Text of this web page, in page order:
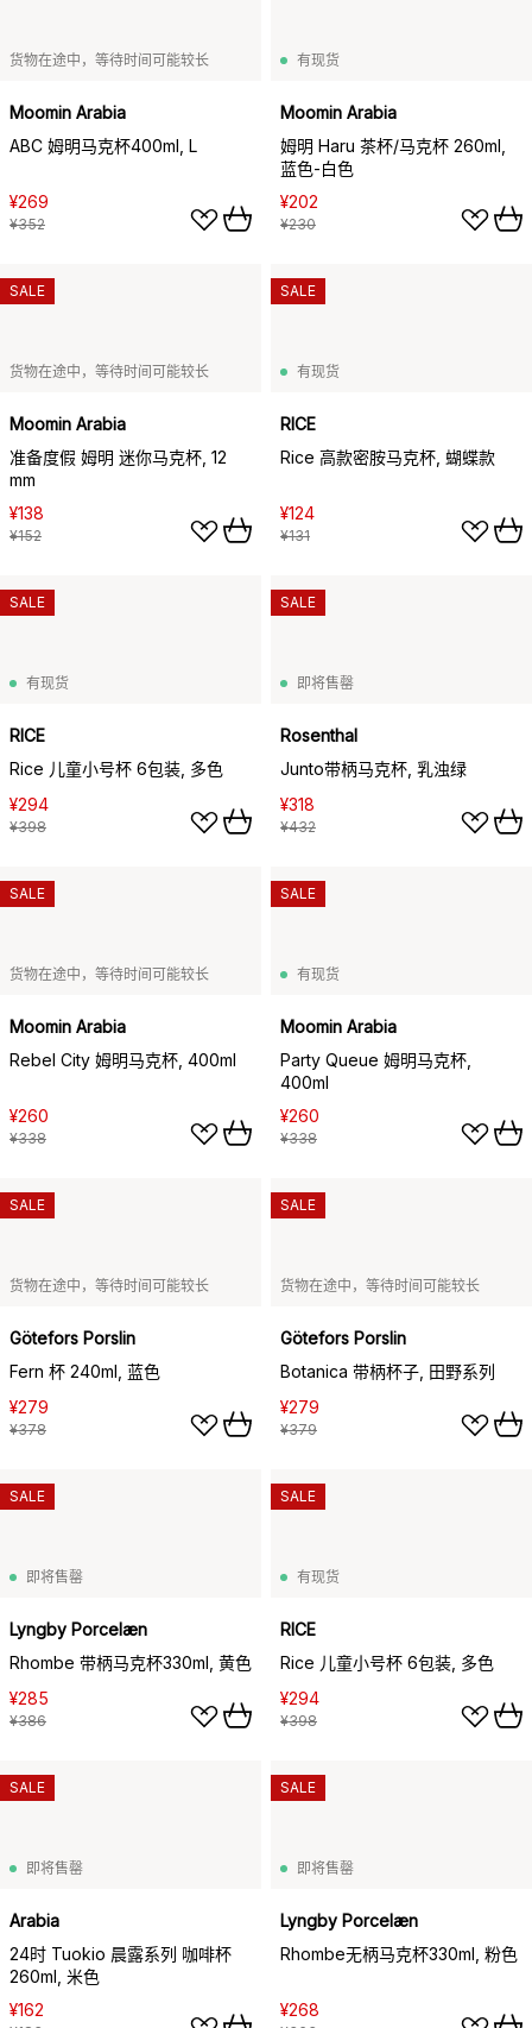
货物在途中，等待时间可能较长
Moomin Arabia
ABC 姆明马克杯400ml, L
¥269
¥352
有现货
Moomin Arabia
姆明 Haru 茶杯/马克杯 260ml,
蓝色-白色
¥202
¥230
货物在途中，等待时间可能较长
Moomin Arabia
准备度假 姆明 迷你马克杯, 12
mm
¥138
¥152
SALE
有现货
RICE
Rice 高款密胺马克杯, 蝴蝶款
¥124
¥131
SALE
有现货
RICE
Rice 儿童小号杯 6包装, 多色
¥294
¥398
SALE
即将售罄
Rosenthal
Junto带柄马克杯, 乳浊绿
¥318
¥432
SALE
货物在途中，等待时间可能较长
Moomin Arabia
Rebel City 姆明马克杯, 400ml
¥260
¥338
SALE
有现货
Moomin Arabia
Party Queue 姆明马克杯,
400ml
¥260
¥338
SALE
货物在途中，等待时间可能较长
Götefors Porslin
Fern 杯 240ml, 蓝色
¥279
¥378
SALE
货物在途中，等待时间可能较长
Götefors Porslin
Botanica 带柄杯子, 田野系列
¥279
¥379
SALE
即将售罄
Lyngby Porcelæn
Rhombe 带柄马克杯330ml, 黄色
¥285
¥386
SALE
有现货
RICE
Rice 儿童小号杯 6包装, 多色
¥294
¥398
SALE
即将售罄
Arabia
24时 Tuokio 晨露系列 咖啡杯
260ml, 米色
¥162
SALE
即将售罄
Lyngby Porcelæn
Rhombe无柄马克杯330ml, 粉色
¥268
SALE